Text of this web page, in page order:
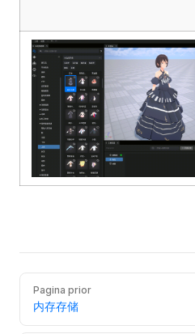
Pagina prior
内存存储